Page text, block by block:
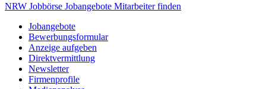
Zum
springen
NRW Jobbörse Jobangebote Mitarbeiterfinden
Jobangebote
Bewerbungsformular
Anzeige aufgeben
Direktvermittlung
Newsletter
Firmenprofile